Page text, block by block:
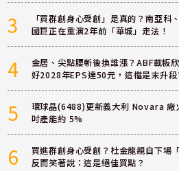
3
「買群創身心受創」是真的？南亞科
國巨正在重演2年前「華城」走法！
4
金居、尖點腰斬後換誰漲？ABF載板
好2028年EPS達50元，這檔是末升段
5
環球晶(6488)更新義大利 Novara 廠
吋產能約 5%
6
買進群創身心受創？杜金龍親自下場
反而笑著說：這是絕佳買點？